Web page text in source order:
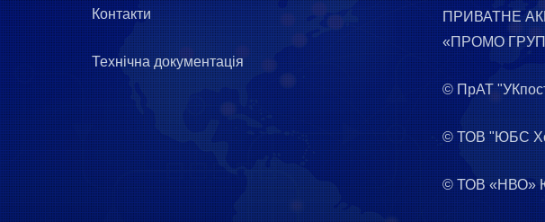
Контакти
Технічна документація
ПРИВАТНЕ
«ПРОМО
© ПрАТ
© ТОВ "ЮБС
© ТОВ «НВО»